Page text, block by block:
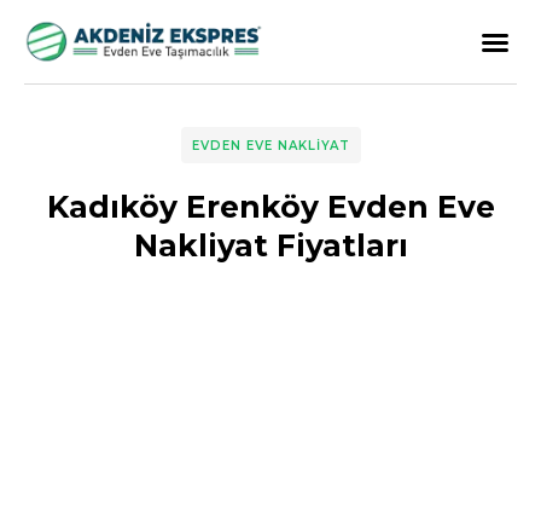
EVDEN EVE NAKLIYAT
Kadıköy Erenköy Evden Eve
Nakliyat Fiyatları